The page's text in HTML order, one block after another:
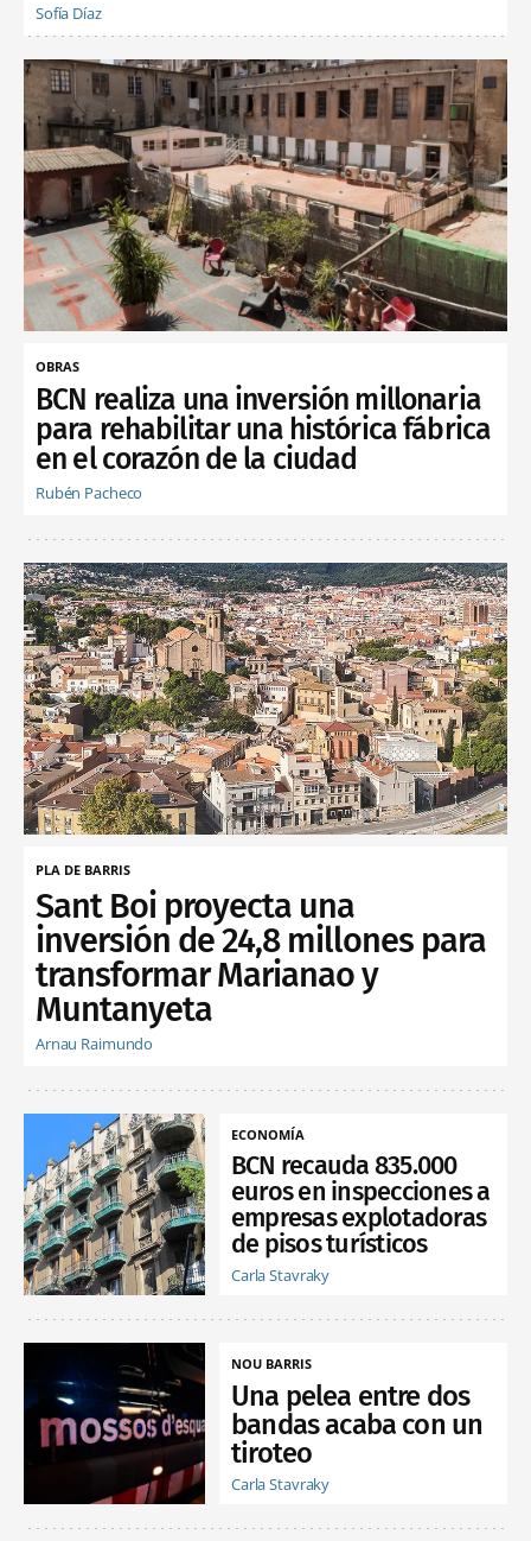
Sofía Díaz
OBRAS
BCN realiza una inversión millonaria
para rehabilitar una histórica fábrica
en el corazón de la ciudad
Rubén Pacheco
PLA DE BARRIS
Sant Boi proyecta una
inversión de 24,8 millones para
transformar Marianao y
Muntanyeta
Arnau Raimundo
ECONOMÍA
BCN recauda 835.000
euros en inspecciones a
empresas explotadoras
de pisos turísticos
Carla Stavraky
NOU BARRIS
Una pelea entre dos
bandas acaba con un
tiroteo
Carla Stavraky